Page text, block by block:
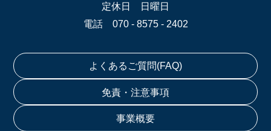
定休日 日曜日
電話 070 - 8575 - 2402
よくあるご質問(FAQ)
免責・注意事項
事業概要